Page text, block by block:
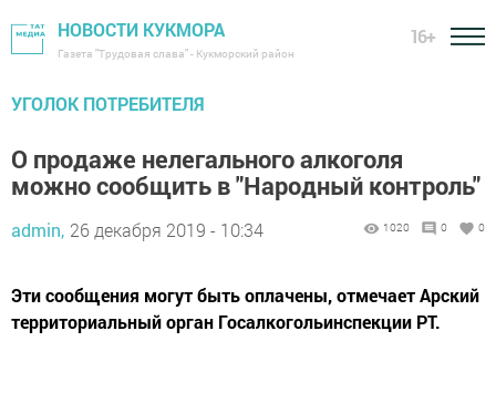
НОВОСТИ КУКМОРА
Газета "Трудовая слава" - Кукморский район
16+
УГОЛОК ПОТРЕБИТЕЛЯ
О продаже нелегального алкоголя
можно сообщить в "Народный контроль"
admin, 26 декабря 2019 - 10:34 1020 0 0
Эти сообщения могут быть оплачены, отмечает Арский
территориальный орган Госалкогольинспекции РТ.